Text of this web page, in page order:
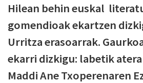
Hilean behin euskal
gomendioak ekartzen
Urritza erasoarrak.
ekarri dizkigu: labetik
Maddi Ane Txoperenaren